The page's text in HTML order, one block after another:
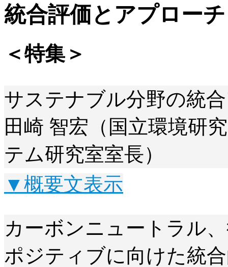
統合評価とアプローチ
＜特集＞
サステナブル分野の統
田崎 智宏（国立環境研
テム研究室室長）
▼概要文表示
カーボンニュートラル
ポジティブに向けた統